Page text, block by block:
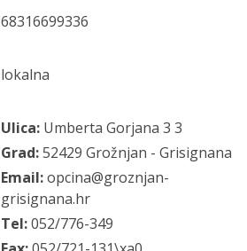
68316699336
lokalna
Ulica: Umberta Gorjana 3 3
Grad:52429 Grožnjan - Grisignana
Email:opcina@groznjan-
grisignana.hr
Tel:052/776-349